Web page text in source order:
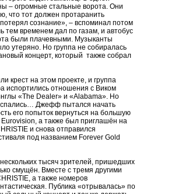
– огромные стальные ворота. Они
что тот должен протаранить
сознание», – вспоминал потом
тем временем дал по газам, и автобус
были плачевными. Музыканты
утеряно. Но группа не собиралась
концерт, который также собрал
крест на этом проекте, и группа
испортились отношения с Виком
«The Dealer» и «Alabama». Но
Джефф пытался начать
его попыток вернуться на большую
а также был приглашён на
и снова отправился
под названием Forever Gold
тысяч зрителей, пришедших
смущён. Вместе с тремя другими
а также номеров
Публика «отрывалась» по